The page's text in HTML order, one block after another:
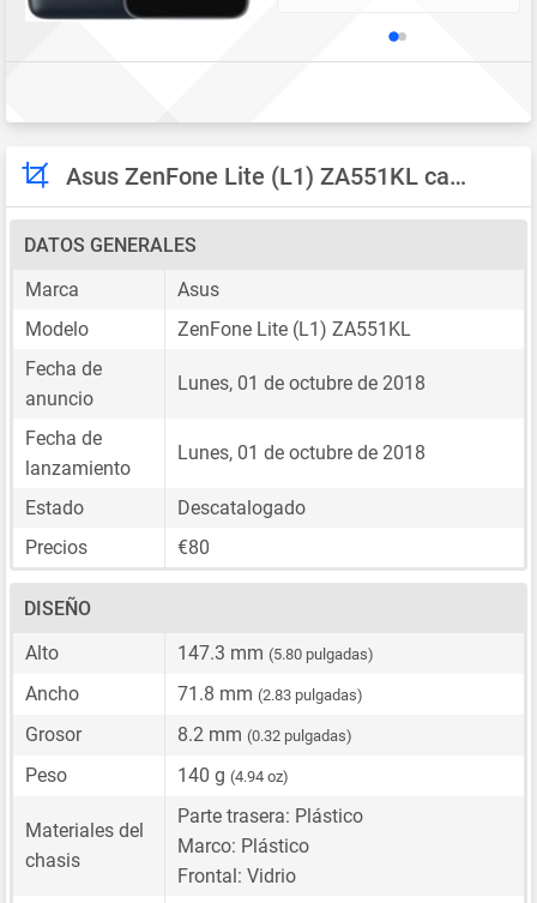
Asus ZenFone Lite (L1) ZA551KL características
DATOS GENERALES
Marca
Asus
Modelo
ZenFone Lite (L1) ZA551KL
Fecha de
anuncio
Lunes, 01 de octubre de 2018
Fecha de
lanzamiento
Lunes, 01 de octubre de 2018
Estado
Descatalogado
Precios
€80
DISEÑO
Alto
147.3 mm (5.80 pulgadas)
Ancho 71.8 mm (2.83 pulgadas)
Grosor 8.2 mm (0.32 pulgadas)
Peso 140 g (4.94 oz)
Materiales del
chasis
Parte trasera: Plástico
Marco: Plástico
Frontal: Vidrio